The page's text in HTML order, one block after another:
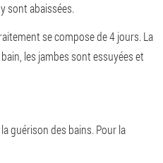
sont abaissées.
se compose de 4 jours. La
les jambes sont essuyées et
guérison des bains. Pour la